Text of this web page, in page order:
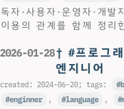
독자·사용자·운영자·개
이용의 관계를 함께 정리
2026-01-28† #프로그
엔지니어
created: 2024-06-20; tags:
enginner
, language ,